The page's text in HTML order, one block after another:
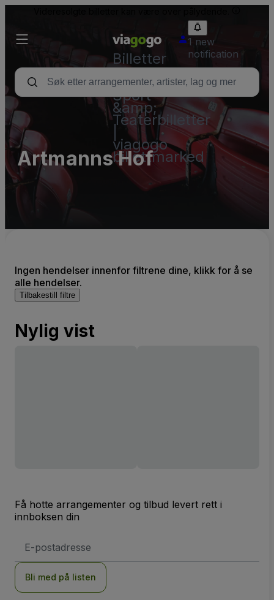
Billetter
–
Konsert,
Sport
&amp;
Teaterbilletter
viagogo
billettmarked
1 new
notification
Artmanns Hof
Ingen hendelser innenfor filtrene dine, klikk for å se
alle hendelser.
Tilbakestill filtre
Nylig vist
Få hotte arrangementer og tilbud levert rett i
innboksen din
postadresse
Bli med på listen